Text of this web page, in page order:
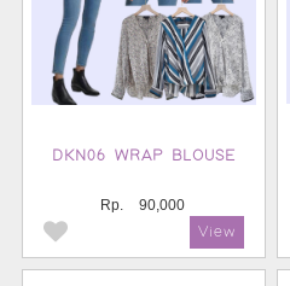
DKN06 WRAP BLOUSE
Rp. 90,000